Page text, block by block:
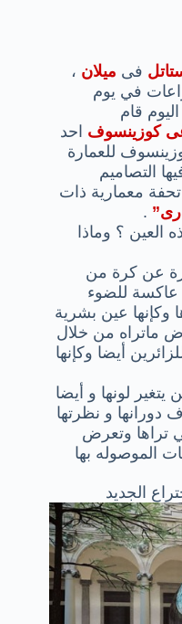
فى ميلان ،
في يوم
قام
كوزينسوف احد
للعمارة
التصاميم
تحفة معمارية ذات
.
؟ وماذا
عن كرة من
عاكسة للضوء
وكإنها عين بشرية
ماتراه من خلال
أيضا وكإنها
لونها و أيضا
دورانها و نظرتها
تراها وتعرض
الموصوله بها
الجديد